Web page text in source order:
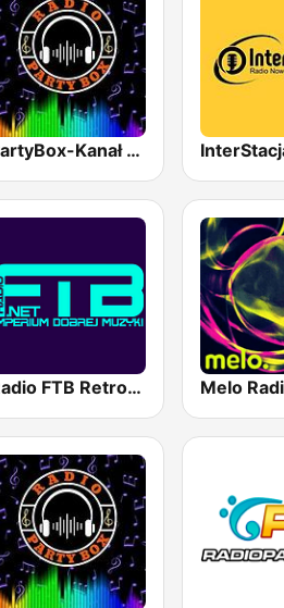
PartyBox-Kanał Klubowy
Radio FTB Retro DJ